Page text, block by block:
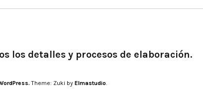
los detalles y procesos de elaboración.
Theme: Zuki by Elmastudio.